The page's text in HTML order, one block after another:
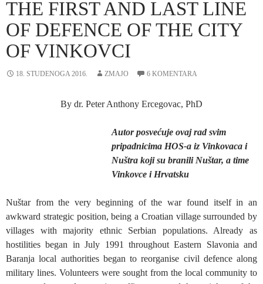
THE FIRST AND LAST LINE
OF DEFENCE OF THE CITY
OF VINKOVCI
18. STUDENOGA 2016. ZMAJO 6 KOMENTARA
By dr. Peter Anthony Ercegovac, PhD
Autor posvećuje ovaj rad svim
pripadnicima HOS-a iz Vinkovaca i
Nuštra koji su branili Nuštar, a time
Vinkovce i Hrvatsku
Nuštar from the very beginning of the war found itself in an
awkward strategic position, being a Croatian village surrounded by
villages with majority ethnic Serbian populations. Already as
hostilities began in July 1991 throughout Eastern Slavonia and
Baranja local authorities began to reorganise civil defence along
military lines. Volunteers were sought from the local community to